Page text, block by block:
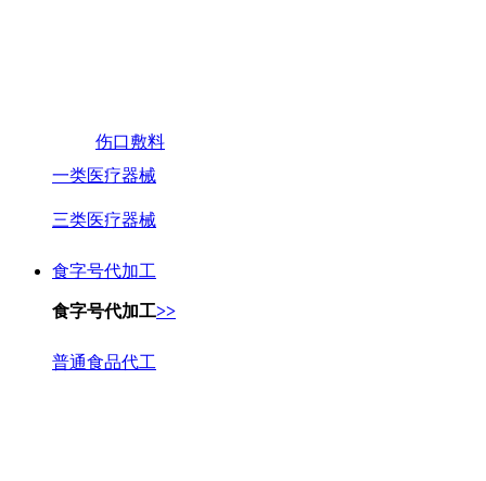
伤口敷料
一类医疗器械
三类医疗器械
食字号代加工
食字号代加工>>
普通食品代工